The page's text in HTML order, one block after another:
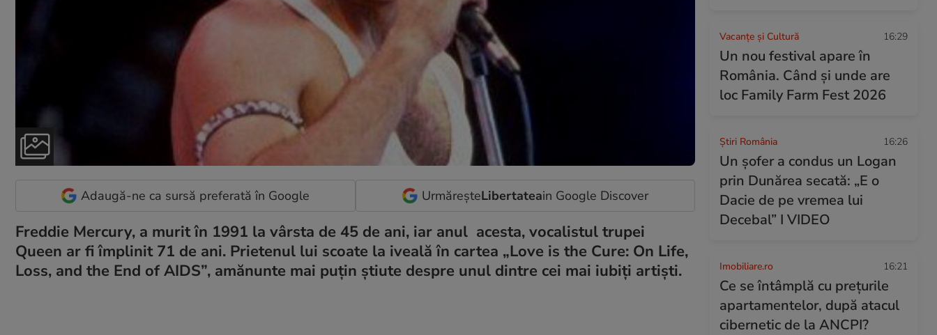
Adaugă-ne ca sursă preferată în Google UrmăreșteLibertateain Google Discover
Freddie Mercury, a murit în 1991 la vârsta de 45 de ani, iar anul acesta, vocalistul trupei
Queen ar fi împlinit 71 de ani. Prietenul lui scoate la iveală în cartea „Love is the Cure: On Life,
Loss, and the End of AIDS”, amănunte mai puțin știute despre unul dintre cei mai iubiți artiști.
Vacanțe și Cultură 16:29
Un nou festival apare în
România. Când și unde are
loc Family Farm Fest 2026
Știri România 16:26
Un șofer a condus un Logan
prin Dunărea secată: „E o
Dacie de pe vremea lui
Decebal” I VIDEO
Imobiliare.ro 16:21
Ce se întâmplă cu prețurile
apartamentelor, după atacul
cibernetic de la ANCPI?